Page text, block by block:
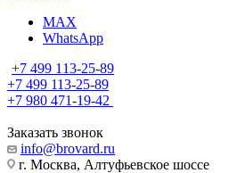
MAX
WhatsApp
+7 499 113-25-89
+7 499 113-25-89
+7 980 471-19-42
Заказать звонок
info@brovard.ru
г. Москва, Алтуфьевское шоссе